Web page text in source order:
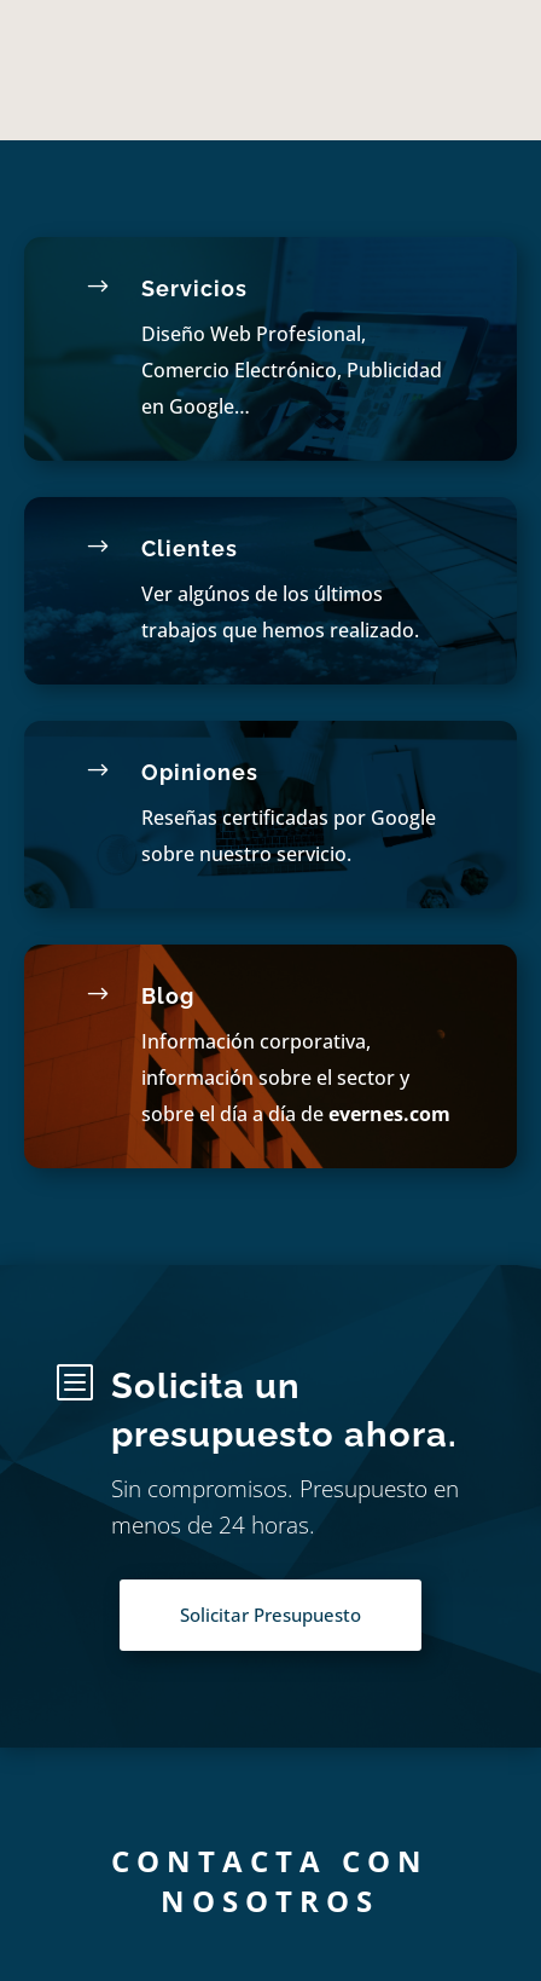
$ Servicios
Diseño Web Profesional,
Comercio Electrónico, Publicidad
en Google…
$ Clientes
Ver algúnos de los últimos
trabajos que hemos realizado.
$ Opiniones
Reseñas certificadas por Google
sobre nuestro servicio.
$ Blog
Información corporativa,
información sobre el sector y
sobre el día a día deevernes.com
b
Solicita un
presupuesto ahora.
Sin compromisos. Presupuesto en
menos de 24 horas.
Solicitar Presupuesto
CONTACTA CON
NOSOTROS